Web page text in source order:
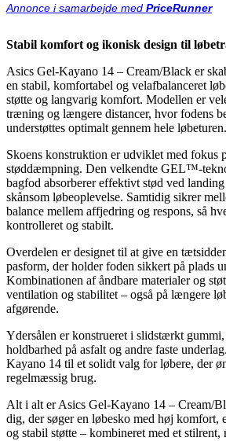
Annonce i samarbejde med PriceRunner
Stabil komfort og ikonisk design til
Asics Gel-Kayano 14 – Cream/Black er
en stabil, komfortabel og velafbalanceret
støtte og langvarig komfort. Modellen er
træning og længere distancer, hvor fodens
understøttes optimalt gennem hele løbeturen.
Skoens konstruktion er udviklet med fokus
støddæmpning. Den velkendte GEL™-
bagfod absorberer effektivt stød ved
skånsom løbeoplevelse. Samtidig sikrer
balance mellem affjedring og respons, så
kontrolleret og stabilt.
Overdelen er designet til at give en
pasform, der holder foden sikkert på plads
Kombinationen af åndbare materialer og
ventilation og stabilitet – også på længere
afgørende.
Ydersålen er konstrueret i slidstærkt
holdbarhed på asfalt og andre faste
Kayano 14 til et solidt valg for løbere, der
regelmæssig brug.
Alt i alt er Asics Gel-Kayano 14 – Cream/
dig, der søger en løbesko med høj
og stabil støtte – kombineret med et stilrent,